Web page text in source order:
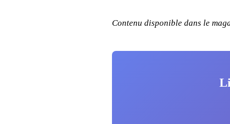
Contenu disponible dans le